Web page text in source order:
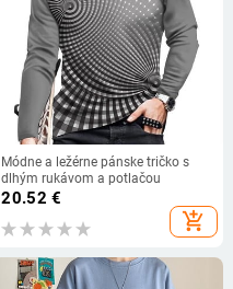
Módne a ležérne pánske tričko s
dlhým rukávom a potlačou
20.52 €
add_shopping_cart